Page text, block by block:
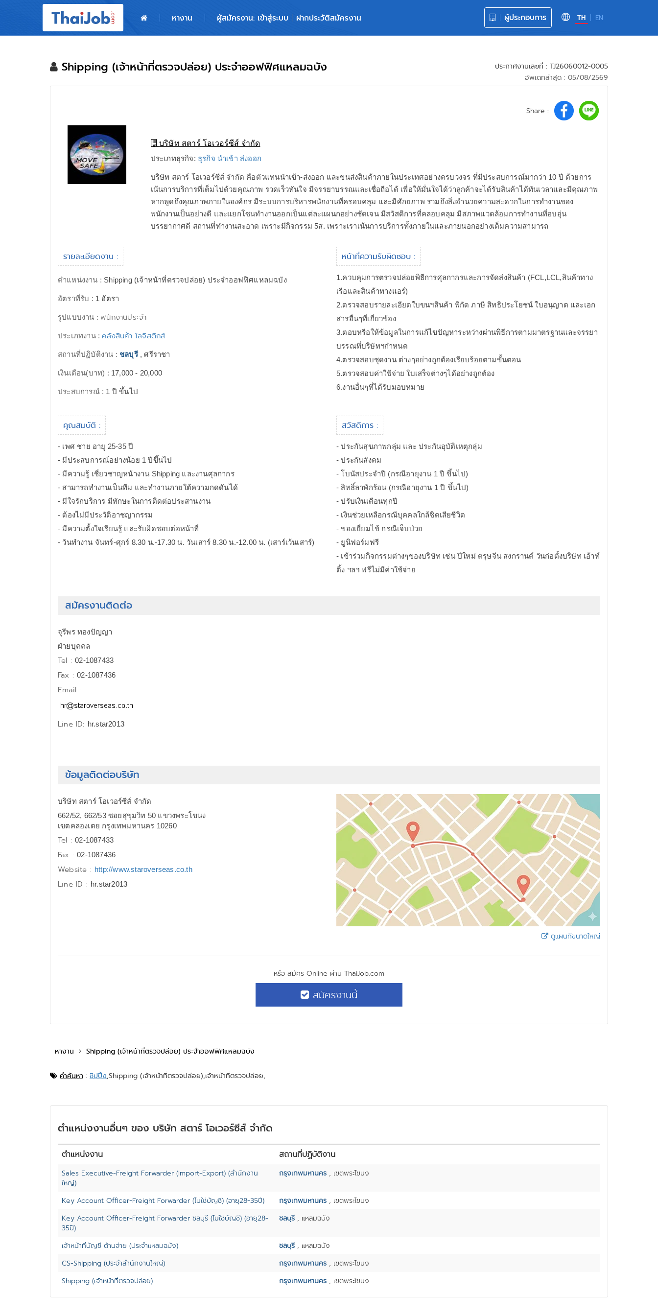
TH EN
ผู้ประกอบการ
หางาน ผู้สมัครงาน: เข้าสู่ระบบ ฝากประวัติสมัครงาน
ผู้สมัครงาน: เข้าสู่ระบบ
สำหรับผู้ประกอบการ
Shipping (เจ้าหน้าที่ตรวจปล่อย) ประจำออฟฟิศแหลมฉบัง
ประกาศงานเลขที่ : TJ26060012-0005
อัพเดทล่าสุด : 05/08/2569
Share :
บริษัท สตาร์ โอเวอร์ซีส์ จำกัด
ประเภทธุรกิจ: ธุรกิจ นำเข้า ส่งออก
บริษัท สตาร์ โอเวอร์ซีส์ จำกัด คือตัวแทนนำเข้า-ส่งออก และขนส่งสินค้าภายในประเทศอย่างครบวงจร ที่มีประสบการณ์มากว่า 10 ปี ด้วยการ
เน้นการบริการที่เต็มไปด้วยคุณภาพ รวดเร็วทันใจ มีจรรยาบรรณและเชื่อถือได้ เพื่อให้มั่นใจได้ว่าลูกค้าจะได้รับสินค้าได้ทันเวลาและมีคุณภาพ
หากพูดถึงคุณภาพภายในองค์กร มีระบบการบริหารพนักงานที่ครอบคลุม และมีศักยภาพ รวมถึงสิ่งอำนวยความสะดวกในการทำงานของ
พนักงานเป็นอย่างดี และแยกโซนทำงานออกเป็นแต่ละแผนกอย่างชัดเจน มีสวัสดิการที่คลอบคลุม มีสภาพแวดล้อมการทำงานที่อบอุ่น
บรรยากาศดี สถานที่ทำงานสะอาด เพราะมีกิจกรรม 5ส. เพราะเราเน้นการบริการทั้งภายในและภายนอกอย่างเต็มความสามารถ
รายละเอียดงาน :
ตำแหน่งงาน : Shipping (เจ้าหน้าที่ตรวจปล่อย) ประจำออฟฟิศแหลมฉบัง
อัตราที่รับ : 1 อัตรา
รูปแบบงาน :พนักงานประจำ
ประเภทงาน : คลังสินค้า โลจิสติกส์
สถานที่ปฏิบัติงาน : ชลบุรี, ศรีราชา
เงินเดือน(บาท) : 17,000 - 20,000
ประสบการณ์ : 1 ปี ขึ้นไป
หน้าที่ความรับผิดชอบ :
1.ควบคุมการตรวจปล่อยพิธีการศุลกากรและการจัดส่งสินค้า (FCL,LCL,สินค้าทาง
เรือและสินค้าทางแอร์)
2.ตรวจสอบรายละเอียดใบขนฯสินค้า พิกัด ภาษี สิทธิประโยชน์ ใบอนุญาต และเอก
สารอื่นๆที่เกี่ยวข้อง
3.ตอบหรือให้ข้อมูลในการแก้ไขปัญหาระหว่างผ่านพิธีการตามมาตรฐานและจรรยา
บรรณที่บริษัทฯกำหนด
4.ตรวจสอบชุดงาน ต่างๆอย่างถูกต้องเรียบร้อยตามขั้นตอน
5.ตรวจสอบค่าใช้จ่าย ใบเสร็จต่างๆได้อย่างถูกต้อง
6.งานอื่นๆที่ได้รับมอบหมาย
คุณสมบัติ :
- เพศ ชาย อายุ 25-35 ปี
- มีประสบการณ์อย่างน้อย 1 ปีขึ้นไป
- มีความรู้ เชี่ยวชาญหน้างาน Shipping และงานศุลกากร
- สามารถทำงานเป็นทีม และทำงานภายใต้ความกดดันได้
- มีใจรักบริการ มีทักษะในการติดต่อประสานงาน
- ต้องไม่มีประวัติอาชญากรรม
- มีความตั้งใจเรียนรู้ และรับผิดชอบต่อหน้าที่
- วันทำงาน จันทร์-ศุกร์ 8.30 น.-17.30 น. วันเสาร์ 8.30 น.-12.00 น. (เสาร์เว้นเสาร์)
สวัสดิการ :
- ประกันสุขภาพกลุ่ม และ ประกันอุบัติเหตุกลุ่ม
- ประกันสังคม
- โบนัสประจำปี (กรณีอายุงาน 1 ปี ขึ้นไป)
- สิทธิ์ลาพักร้อน (กรณีอายุงาน 1 ปี ขึ้นไป)
- ปรับเงินเดือนทุกปี
- เงินช่วยเหลือกรณีบุคคลใกล้ชิดเสียชีวิต
- ของเยี่ยมไข้ กรณีเจ็บป่วย
- ยูนิฟอร์มฟรี
- เข้าร่วมกิจกรรมต่างๆของบริษัท เช่น ปีใหม่ ตรุษจีน สงกรานต์ วันก่อตั้งบริษัท เอ้าท์
ติ้ง ฯลฯ ฟรีไม่มีค่าใช้จ่าย
สมัครงานติดต่อ
จุรีพร ทองปัญญา
ฝ่ายบุคคล
Tel :02-1087433
Fax :02-1087436
Email :
Line ID: hr.star2013
ข้อมูลติดต่อบริษัท
บริษัท สตาร์ โอเวอร์ซีส์ จำกัด
662/52, 662/53 ซอยสุขุมวิท 50 แขวงพระโขนง
เขตคลองเตย กรุงเทพมหานคร 10260
Tel :02-1087433
Fax :02-1087436
Website : http://www.staroverseas.co.th
Line ID : hr.star2013
ดูแผนที่ขนาดใหญ่
หรือ สมัคร Online ผ่าน ThaiJob.com
สมัครงานนี้
หางาน Shipping (เจ้าหน้าที่ตรวจปล่อย) ประจำออฟฟิศแหลมฉบัง
คำค้นหา : ชิปปิ้ง,Shipping (เจ้าหน้าที่ตรวจปล่อย),เจ้าหน้าที่ตรวจปล่อย,
ตำแหน่งงานอื่นๆ ของ บริษัท สตาร์ โอเวอร์ซีส์ จำกัด
ตำแหน่งงาน สถานที่ปฏิบัติงาน
Sales Executive-Freight Forwarder (Import-Export) (สำนักงาน
ใหญ่)
กรุงเทพมหานคร , เขตพระโขนง
Key Account Officer-Freight Forwarder (ไม่ใช่บัญชี) (อายุ28-35ปี) กรุงเทพมหานคร , เขตพระโขนง
Key Account Officer-Freight Forwarder ชลบุรี (ไม่ใช่บัญชี) (อายุ28-
35ปี)
ชลบุรี , แหลมฉบัง
เจ้าหน้าที่บัญชี ด้านจ่าย (ประจำแหลมฉบัง) ชลบุรี , แหลมฉบัง
CS-Shipping (ประจำสำนักงานใหญ่)
กรุงเทพมหานคร , เขตพระโขนง
Shipping (เจ้าหน้าที่ตรวจปล่อย)
กรุงเทพมหานคร , เขตพระโขนง